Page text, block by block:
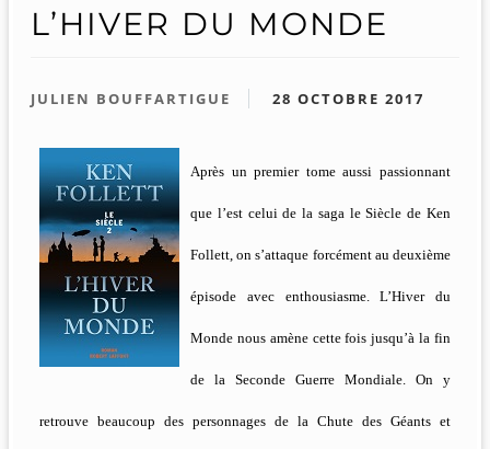
L’HIVER DU MONDE
JULIEN BOUFFARTIGUE 28 OCTOBRE 2017
Après un premier tome aussi passionnant
que l’est celui de la saga le Siècle de Ken
Follett, on s’attaque forcément au deuxième
épisode avec enthousiasme. L’Hiver du
Monde nous amène cette fois jusqu’à la fin
de la Seconde Guerre Mondiale. On y
retrouve beaucoup des personnages de la Chute des Géants et